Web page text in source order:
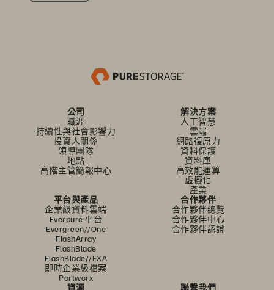
公司
職涯
持續性與社會影響力
投資人關係
領導團隊
地點
高階主管簡報中心
解決方案
人工智慧
雲端
網路復原力
資料保護
資料庫
高效能運算
虛擬化
產業
平台與產品
企業級資料雲端
Everpure 平台
Evergreen//One
FlashArray
FlashBlade
FlashBlade//EXA
即時企業級檔案
Portworx
合作夥伴
合作夥伴總覽
合作夥伴中心
合作夥伴認證
資源 聯繫我們